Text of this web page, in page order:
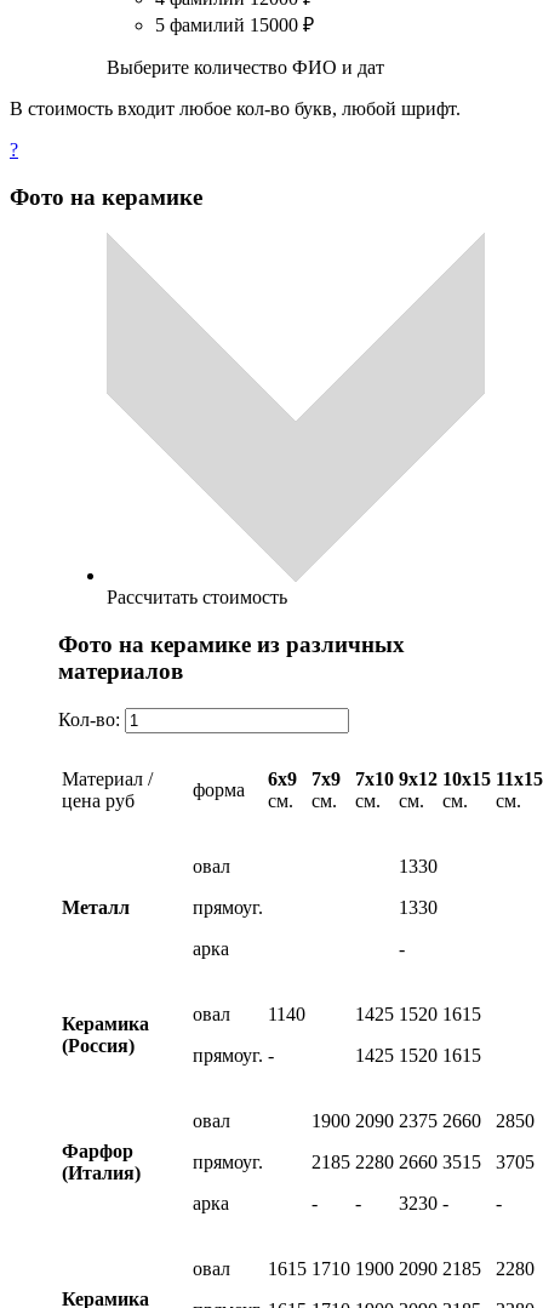
5 фамилий 15000 ₽
Выберите количество ФИО и дат
В стоимость входит любое кол-во букв, любой шрифт.
?
Фото на керамике
Рассчитать стоимость
Фото на керамике из различных
материалов
Кол-во:
Материал /
цена руб
форма
6х9
см.
7х9
см.
7х10
см.
9х12
см.
10х15
см.
11х15
см.
Металл
овал
прямоуг.
арка
1330
1330
-
Керамика
(Россия)
овал
прямоуг.
1140
-
1425
1425
1520
1520
1615
1615
Фарфор
(Италия)
овал
прямоуг.
арка
1900
2185
-
2090
2280
-
2375
2660
3230
2660
3515
-
2850
3705
-
Керамика
овал
1615 1710 1900 2090 2185
2280